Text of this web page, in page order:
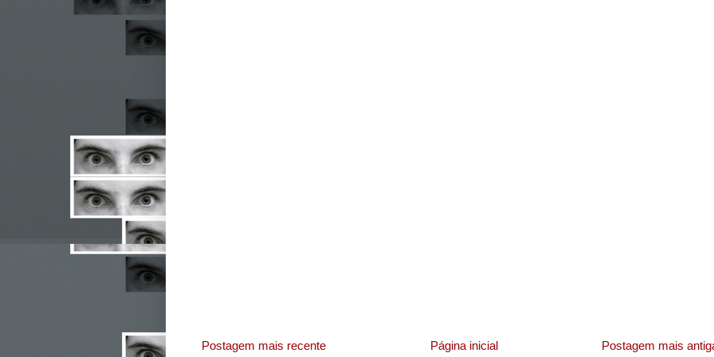
Postagem mais recente Postagem mais
Página inicial